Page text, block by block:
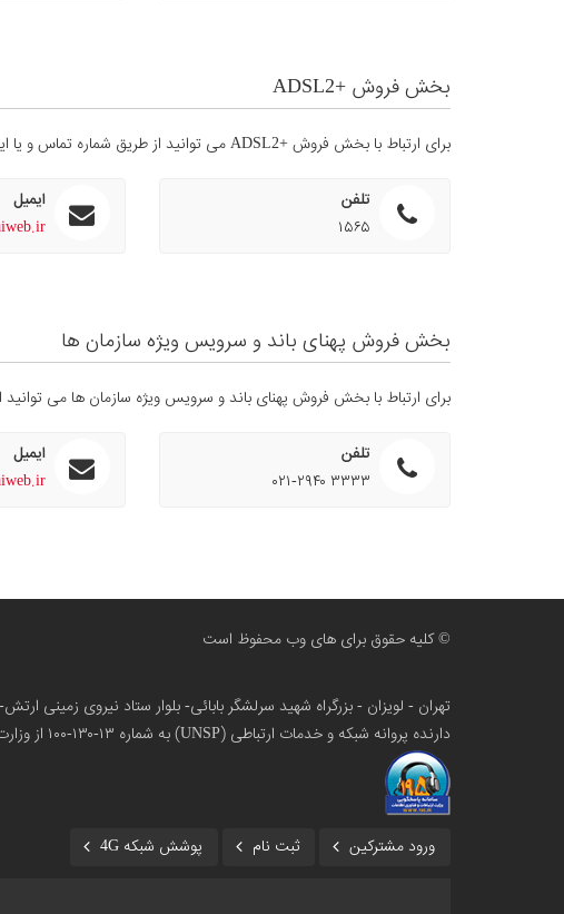
بخش فروش +ADSL2
برای ارتباط با بخش فروش +ADSL2 می توانید از طریق شماره تماس و یا ایمیل زیر اقدام کنید.
تلفن
۱۵۶۵
ایمیل
بخش فروش پهنای باند و سرویس ویژه سازمان ها
برای ارتباط با بخش فروش پهنای باند و سرویس ویژه سازمان ها می توانید
تلفن
۰۲۱-۲۹۴۰ ۳۳۳۳
ایمیل
© کلیه حقوق برای های وب محفوظ است
تهران - لویزان - بزرگراه شهید سرلشگر بابائی- بلوار ستاد نیروی زمینی
دارنده پروانه شبکه و خدمات ارتباطی (UNSP) به شماره ۱۳-۱۳۰-۱۰۰
از
ورود مشترکین ثبت نام پوشش شبکه 4G